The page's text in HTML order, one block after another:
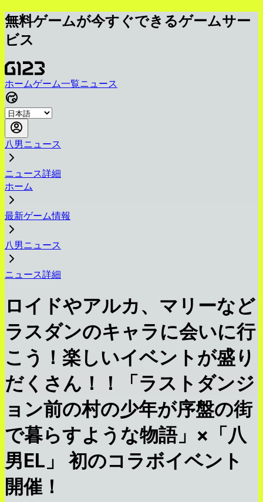
無料ゲームが今すぐできるゲームサー
ビス
ホームゲーム一覧ニュース
八男ニュース
ニュース詳細
ホーム
最新ゲーム情報
八男ニュース
ニュース詳細
ロイドやアルカ、マリーなど
ラスダンのキャラに会いに行
こう！楽しいイベントが盛り
だくさん！！「ラストダンジ
ョン前の村の少年が序盤の街
で暮らすような物語」×「八
男EL」 初のコラボイベント
開催！